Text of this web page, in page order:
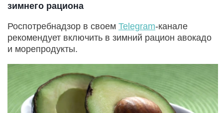
зимнего рациона
Роспотребнадзор в своем Telegram-канале
рекомендует включить в зимний рацион авокадо
и морепродукты.